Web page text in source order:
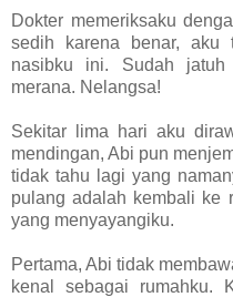
Dokter memeriksaku
sedih karena benar, aku
nasibku ini. Sudah jatuh
merana. Nelangsa!
Sekitar lima hari aku
mendingan, Abi pun
tidak tahu lagi yang
pulang adalah kembali ke
yang menyayangiku.
Pertama, Abi tidak
kenal sebagai rumahku.